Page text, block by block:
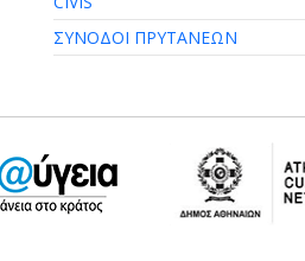
ΣΥΝΟΔΟΙ ΠΡΥΤΑΝΕΩΝ